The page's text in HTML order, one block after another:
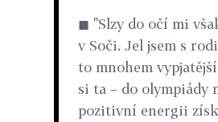
◼ "Slzy do očí mi
v Soči. Jel jsem s
to mnohem
si ta – do olympiády
pozitivní energii